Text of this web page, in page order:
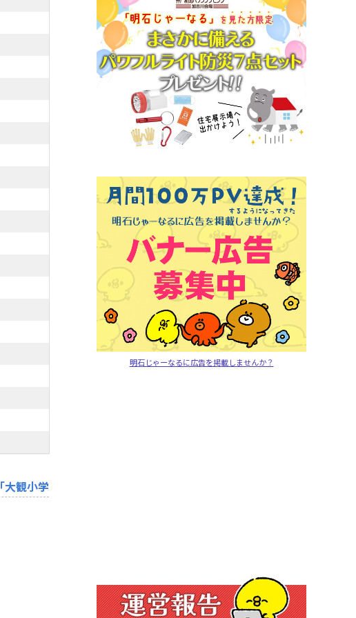
「大観小学
明石じゃーなるに広告を掲載しませんか？